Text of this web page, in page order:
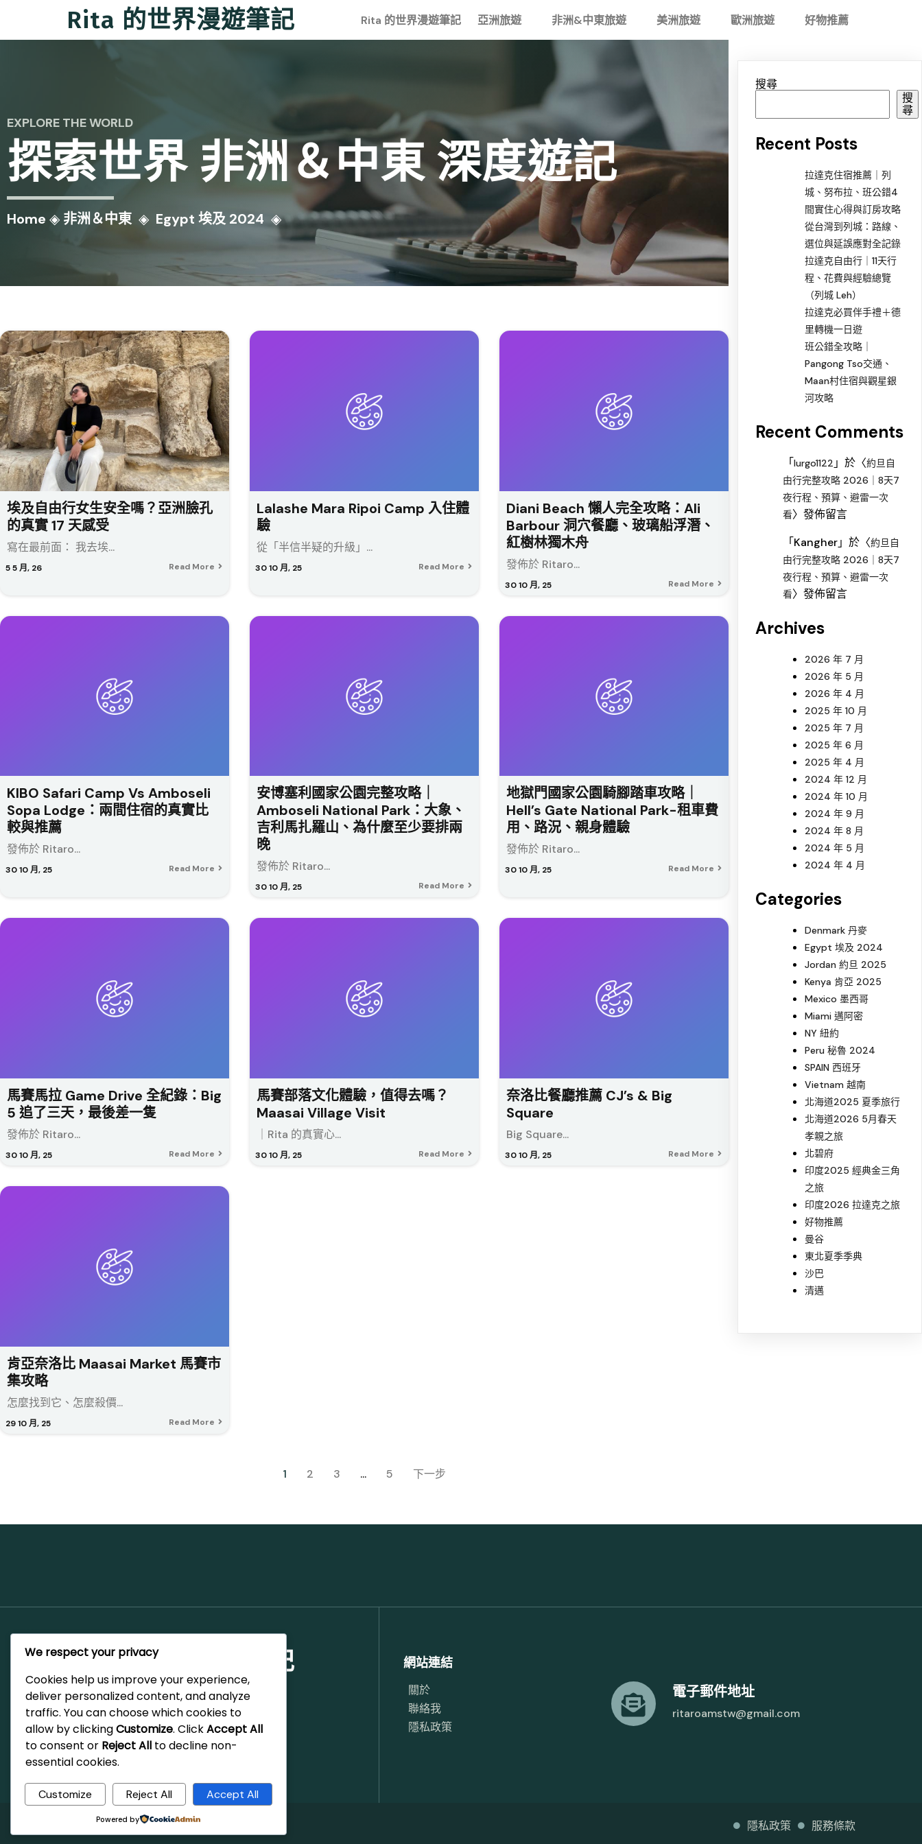
Rita 的世界漫遊筆記 Rita 的世界漫遊筆記 亞洲旅遊 非洲&中東旅遊 美洲旅遊 歐洲旅遊 好物推薦
EXPLORE THE WORLD
探索世界 非洲＆中東深度遊記
Home ◈ 非洲＆中東 ◈ Egypt 埃及 2024 ◈
埃及自由行女生安全嗎？亞洲臉孔
的真實 17 天感受
55 月, 26
寫在最前面： 我去埃...
Read More
Lalashe Mara Ripoi Camp 入住體
驗
3010 月, 25
從「半信半疑的升級」...
Read More
Diani Beach 懶人完全攻略：Ali
Barbour 洞穴餐廳、玻璃船浮潛、
紅樹林獨木舟
3010 月, 25
發佈於 Ritaro...
Read More
KIBO Safari Camp Vs Amboseli
Sopa Lodge：兩間住宿的真實比
較與推薦
3010 月, 25
發佈於 Ritaro...
Read More
安博塞利國家公園完整攻略｜
Amboseli National Park：大象、
吉利馬扎羅山、為什麼至少要排兩
晚
3010 月, 25
發佈於 Ritaro...
Read More
地獄門國家公園騎腳踏車攻略｜
Hell’s Gate National Park-租車費
用、路況、親身體驗
3010 月, 25
發佈於 Ritaro...
Read More
馬賽馬拉 Game Drive 全紀錄：Big
5 追了三天，最後差一隻
3010 月, 25
發佈於 Ritaro...
Read More
馬賽部落文化體驗，值得去嗎？
Maasai Village Visit
3010 月, 25
｜Rita 的真實心...
Read More
奈洛比餐廳推薦 CJ’s & Big
Square
3010 月, 25
Big Square...
Read More
肯亞奈洛比 Maasai Market 馬賽市
集攻略
2910 月, 25
怎麼找到它、怎麼殺價...
Read More
1 2 3 ... 5 下一步
搜尋
搜
尋
Recent Posts
拉達克住宿推薦｜列
城、努布拉、班公錯4
間實住心得與訂房攻略
從台灣到列城：路線、
選位與延誤應對全記錄
拉達克自由行｜11天行
程、花費與經驗總覽
（列城 Leh）
拉達克必買伴手禮＋德
里轉機一日遊
班公錯全攻略｜
Pangong Tso交通、
Maan村住宿與觀星銀
河攻略
Recent Comments
「lurgo1122 」於〈約旦自
由行完整攻略 2026｜8天7
夜行程、預算、避雷一次
看〉發佈留言
「Kangher」於〈約旦自
由行完整攻略 2026｜8天7
夜行程、預算、避雷一次
看〉發佈留言
Archives
2026 年 7 月
2026 年 5 月
2026 年 4 月
2025 年 10 月
2025 年 7 月
2025 年 6 月
2025 年 4 月
2024 年 12 月
2024 年 10 月
2024 年 9 月
2024 年 8 月
2024 年 5 月
2024 年 4 月
Categories
Denmark 丹麥
Egypt 埃及 2024
Jordan 約旦 2025
Kenya 肯亞 2025
Mexico 墨西哥
Miami 邁阿密
NY 紐約
Peru 秘魯 2024
SPAIN 西班牙
Vietnam 越南
北海道2025 夏季旅行
北海道2026 5月春天
孝親之旅
北碧府
印度2025 經典金三角
之旅
印度2026 拉達克之旅
好物推薦
曼谷
東北夏季季典
沙巴
清邁
Rita 的世界漫遊筆記
文章以龜速從IG搬移中，
網站連結
關於
聯絡我
隱私政策
電子郵件地址
ritaroamstw@gmail.com
© 2026 Rita 的世界漫遊筆記 隱私政策 服務條款
We respect your privacy
Cookies help us improve your experience,
deliver personalized content, and analyze
traffic. You can choose which cookies to
allow by clickingCustomize. ClickAccept All
to consent or Reject All to decline non-
essential cookies.
Customize Reject All Accept All
Powered by